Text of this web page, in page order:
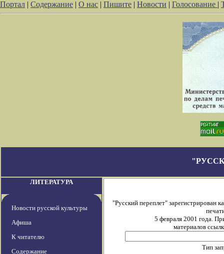
Портал | Содержание | О нас | Пишите | Новости | Голосование |
ЛИТЕРАТУРА
Новости русской культуры
Афиша
К читателю
Содержание
"Русский переплет" зарегистрирован
5 февраля 2001 года.
материалов
Тип